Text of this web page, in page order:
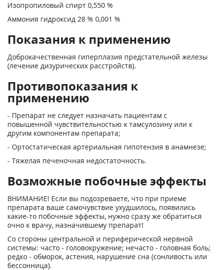
Изопропиловый спирт 0,550 %
Аммония гидроксид 28 % 0,001 %
Показания к применению
Доброкачественная гиперплазия предстательной железы
(лечение дизурических расстройств).
Противопоказания к
применению
- Препарат не следует назначать пациентам с
повышенной чувствительностью к тамсулозину или к
другим компонентам препарата;
- Ортостатическая артериальная гипотензия в анамнезе;
- Тяжелая печеночная недостаточность.
Возможные побочные эффекты
ВНИМАНИЕ! Если вы подозреваете, что при приеме
препарата ваше самочувствие ухудшилось, появились
какие-то побочные эффекты, нужно сразу же обратиться
очно к врачу, назначившему препарат!
Со стороны центральной и периферической нервной
системы: часто - головокружение; нечасто - головная боль;
редко - обморок, астения, нарушение сна (сонливость или
бессонница).